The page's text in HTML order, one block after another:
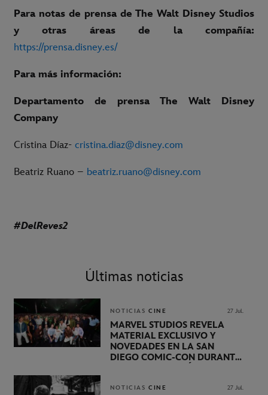
Para notas de prensa de The Walt Disney Studios
y otras áreas de la compañía:
https://prensa.disney.es/
Para más información:
Departamento de prensa The Walt Disney
Company
Cristina Díaz- cristina.diaz@disney.com
Beatriz Ruano – beatriz.ruano@disney.com
#DelReves2
Últimas noticias
NOTICIAS CINE 27 Jul.
MARVEL STUDIOS REVELA
MATERIAL EXCLUSIVO Y
NOVEDADES EN LA SAN
DIEGO COMIC-CON DURANTE
NOTICIAS CINE 27 Jul.